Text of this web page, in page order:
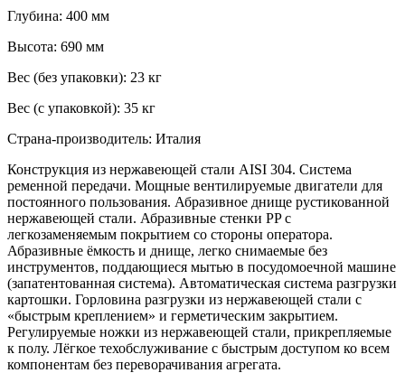
Глубина: 400 мм
Высота: 690 мм
Вес (без упаковки): 23 кг
Вес (с упаковкой): 35 кг
Страна-производитель: Италия
Конструкция из нержавеющей стали AISI 304. Система
ременной передачи. Мощные вентилируемые двигатели для
постоянного пользования. Абразивное днище рустикованной
нержавеющей стали. Абразивные стенки PP с
легкозаменяемым покрытием со стороны оператора.
Абразивные ёмкость и днище, легко снимаемые без
инструментов, поддающиеся мытью в посудомоечной машине
(запатентованная система). Автоматическая система разгрузки
картошки. Горловина разгрузки из нержавеющей стали с
«быстрым креплением» и герметическим закрытием.
Регулируемые ножки из нержавеющей стали, прикрепляемые
к полу. Лёгкое техобслуживание с быстрым доступом ко всем
компонентам без переворачивания агрегата.